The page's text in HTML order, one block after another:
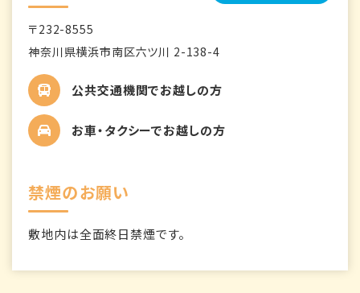
〒232-8555
神奈川県横浜市南区六ツ川 2-138-4
公共交通機関でお越しの方
お車・タクシーでお越しの方
禁煙のお願い
敷地内は全面終日禁煙です。